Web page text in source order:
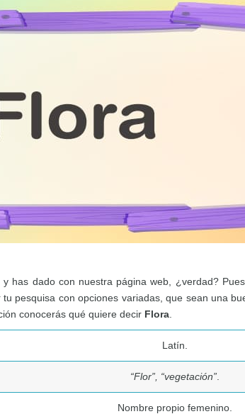
has dado con nuestra página web, ¿verdad?
pesquisa con opciones variadas, que sean una
conocerás qué quiere decir Flora
Latín.
“Flor”, “vegetación”
Nombre propio femenino.